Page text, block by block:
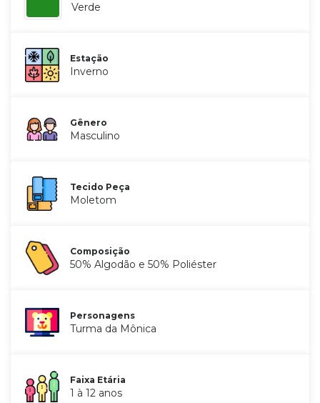
Verde
Estação
Inverno
Gênero
Masculino
Tecido Peça
Moletom
Composição
50% Algodão e 50% Poliéster
Personagens
Turma da Mônica
Faixa Etária
1 à 12 anos